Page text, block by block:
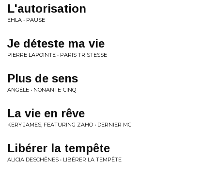
L'autorisation
EHLA • PAUSE
Je déteste ma vie
PIERRE LAPOINTE • PARIS TRISTESSE
Plus de sens
ANGÈLE • NONANTE-CINQ
La vie en rêve
KERY JAMES, FEATURING ZAHO • DERNIER MC
Libérer la tempête
ALICIA DESCHÊNES • LIBÉRER LA TEMPÊTE